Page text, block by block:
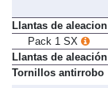
Llantas de
Pack 1 SX
Llantas de
Tornillos antirrobo